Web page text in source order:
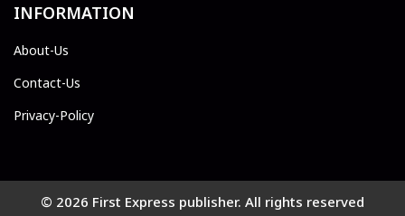
INFORMATION
About-Us
Contact-Us
Privacy-Policy
© 2026 First Express publisher. All rights reserved